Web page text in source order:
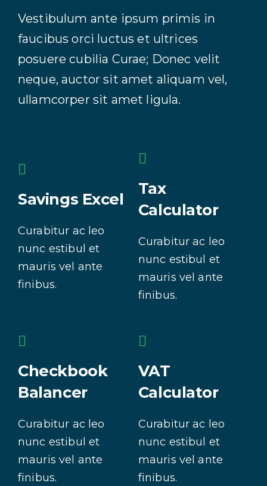
Vestibulum ante ipsum primis in
faucibus orci luctus et ultrices
posuere cubilia Curae; Donec velit
neque, auctor sit amet aliquam vel,
ullamcorper sit amet ligula.
Savings Excel
Curabitur ac leo
nunc estibul et
mauris vel ante
finibus.
Tax
Calculator
Curabitur ac leo
nunc estibul et
mauris vel ante
finibus.
Checkbook
Balancer
Curabitur ac leo
nunc estibul et
mauris vel ante
finibus.
VAT
Calculator
Curabitur ac leo
nunc estibul et
mauris vel ante
finibus.